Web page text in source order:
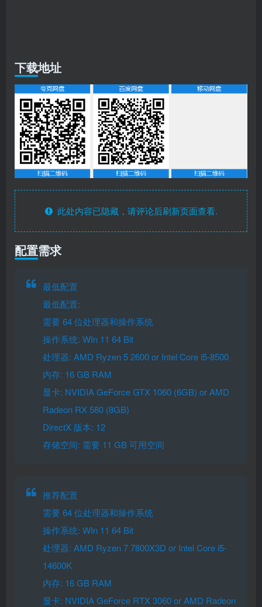
下载地址
此处内容已隐藏，请评论后刷新页面查看.
配置需求
最低配置
最低配置:
需要 64 位处理器和操作系统
操作系统: WIn 11 64 Bit
处理器: AMD Ryzen 5 2600 or Intel Core i5-8500
内存: 16 GB RAM
显卡: NVIDIA GeForce GTX 1060 (6GB) or AMD
Radeon RX 580 (8GB)
DirectX 版本: 12
存储空间: 需要 11 GB 可用空间
推荐配置
需要 64 位处理器和操作系统
操作系统: WIn 11 64 Bit
处理器: AMD Ryzen 7 7800X3D or Intel Core i5-
14600K
内存: 16 GB RAM
显卡: NVIDIA GeForce RTX 3060 or AMD Radeon